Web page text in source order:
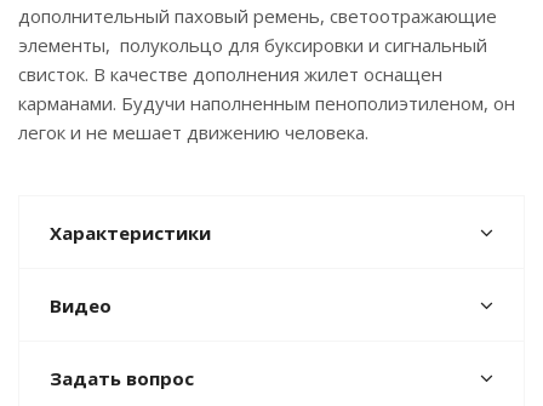
дополнительный паховый ремень, светоотражающие
элементы, полукольцо для буксировки и сигнальный
свисток. В качестве дополнения жилет оснащен
карманами. Будучи наполненным пенополиэтиленом, он
легок и не мешает движению человека.
Характеристики
Видео
Задать вопрос